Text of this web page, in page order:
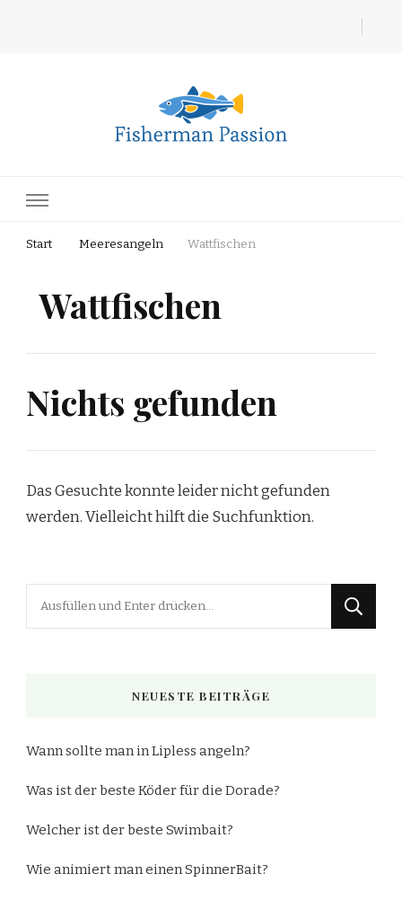
Start Meeresangeln Wattfischen
Wattfischen
Nichts gefunden
Das Gesuchte konnte leider nicht gefunden
werden. Vielleicht hilft die Suchfunktion.
NEUESTE BEITRÄGE
Wann sollte man in Lipless angeln?
Was ist der beste Köder für die Dorade?
Welcher ist der beste Swimbait?
Wie animiert man einen SpinnerBait?